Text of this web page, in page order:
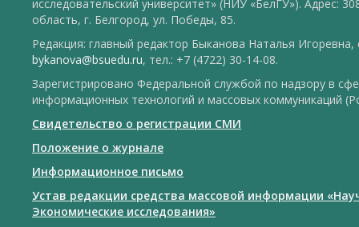
исследовательский университет» (НИУ «БелГУ»). Адрес:
область, г. Белгород, ул. Победы, 85.
Редакция: главный редактор Быканова Наталья Игоревна,
bykanova@bsuedu.ru, тел.: +7 (4722) 30-14-08.
Зарегистрировано Федеральной службой по надзору в
информационных технологий и массовых коммуникаций
Свидетельство о регистрации СМИ
Положение о журнале
Информационное письмо
Устав редакции средства массовой информации
Экономические исследования»